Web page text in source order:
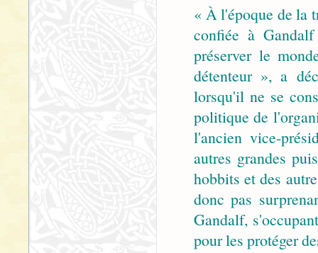
« À l'époque de
confiée à
préserver le
détenteur », a
lorsqu'il ne se
politique de
l'ancien vice-
autres grandes
hobbits et des
donc pas
Gandalf,
pour les protéger